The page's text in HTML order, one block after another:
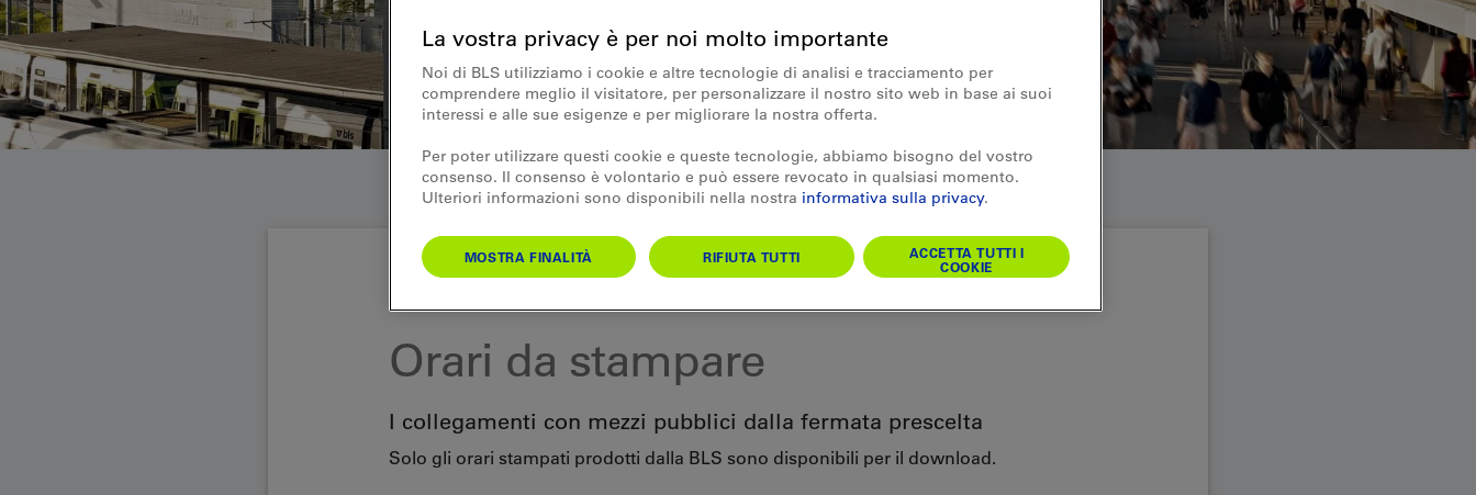
Orari da stampare
I collegamenti con mezzi pubblici dalla fermata prescelta
Solo gli orari stampati prodotti dalla BLS sono disponibili per il download.
La vostra privacy è per noi molto importante
Noi di BLS utilizziamo i cookie e altre tecnologie di analisi e tracciamento per
comprendere meglio il visitatore, per personalizzare il nostro sito web in base ai suoi
interessi e alle sue esigenze e per migliorare la nostra offerta.
Per poter utilizzare questi cookie e queste tecnologie, abbiamo bisogno del vostro
consenso. Il consenso è volontario e può essere revocato in qualsiasi momento.
Ulteriori informazioni sono disponibili nella nostra informativa sulla privacy.
MOSTRA FINALITÀ RIFIUTA TUTTI
ACCETTA TUTTI I
COOKIE